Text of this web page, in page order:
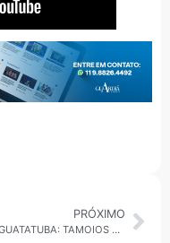
PRÓXIMO
CARAGUATATUBA: TAMOIOS ABRE VAGAS PARA OPERAÇÃO VERÃO SEGURO 2025/26